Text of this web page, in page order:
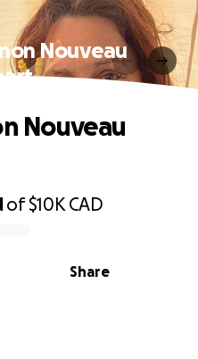
Nouveau
of$10K CAD
Share
Nouveau